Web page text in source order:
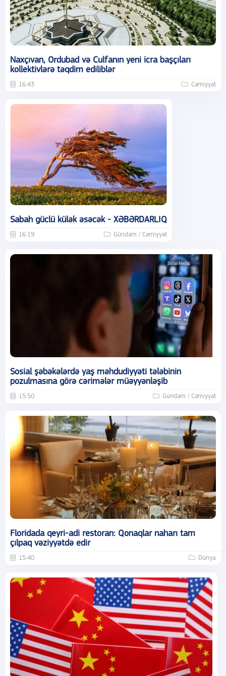
Naxçıvan, Ordubad və Culfanın yeni icra başçıları
kollektivlərə təqdim ediliblər
16:43 Cəmiyyət
Sabah güclü külək əsəcək - XƏBƏRDARLIQ
16:19 Gündəm / Cəmiyyət
Sosial şəbəkələrdə yaş məhdudiyyəti tələbinin
pozulmasına görə cərimələr müəyyənləşib
15:50 Gündəm / Cəmiyyət
Floridada qeyri-adi restoran: Qonaqlar naharı tam
çılpaq vəziyyətdə edir
15:40 Dünya